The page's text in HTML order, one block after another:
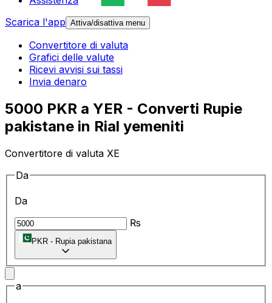
Scarica l'app Attiva/disattiva menu
Convertitore di valuta
Grafici delle valute
Ricevi avvisi sui tassi
Invia denaro
5000 PKR a YER - Converti Rupie
pakistane in Rial yemeniti
Convertitore di valuta XE
Da
Da
₨
PKR - Rupia pakistana
a